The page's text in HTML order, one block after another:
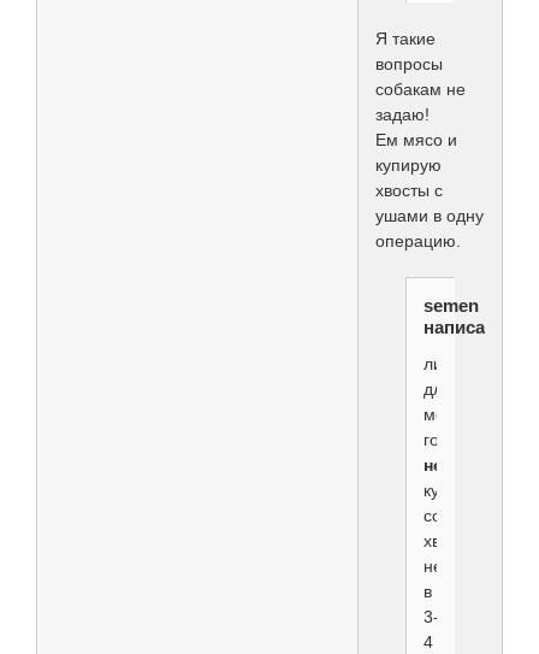
Я такие
вопросы
собакам не
задаю!
Ем мясо и
купирую
хвосты с
ушами в одну
операцию.
semen
написал(а):
лично
для
меня
гораздо
купировать
собаке
хвост
не
в
3-
4